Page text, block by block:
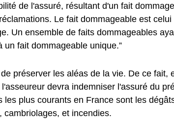
de l'assuré, résultant d'un fait
Le fait dommageable est
Un ensemble de faits dommageables
un fait dommageable unique.”
préserver les aléas de la vie. De ce fait,
devra indemniser l'assuré du
les plus courants en France sont les
cambriolages, et incendies.